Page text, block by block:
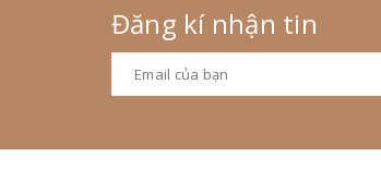
Đăng kí nhận tin